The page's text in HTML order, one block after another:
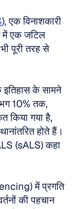
में एक जटिल
पूरी तरह से
इतिहास के सामने
10% तक,
किया गया है,
होते हैं।
(sALS) कहा
में प्रगति
की पहचान